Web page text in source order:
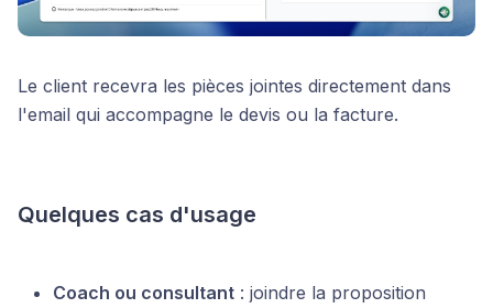
Le client recevra les pièces jointes directement dans
l'email qui accompagne le devis ou la facture.
Quelques cas d'usage
Coach ou consultant : joindre la proposition